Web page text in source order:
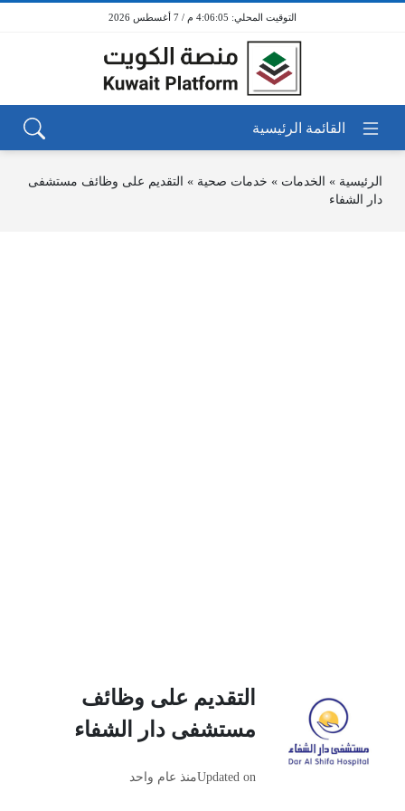
4:06:05 م / 7 أغسطس 2026
الرئيسية » الخدمات » خدمات صحية » التقديم على وظائف مستشفى
دار الشفاء
التقديم على وظائف
مستشفى دار الشفاء
Updated onمنذ عام واحد